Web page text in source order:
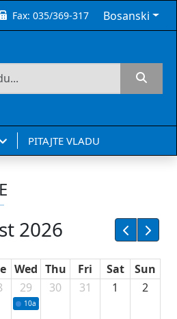
Fax:035/369-317 Bosanski
PITAJTE VLADU
2026
Wed Thu Fri Sat
Sun
29
10a Potpisivanje ugovora sa neprofitnim
30 31 1 2